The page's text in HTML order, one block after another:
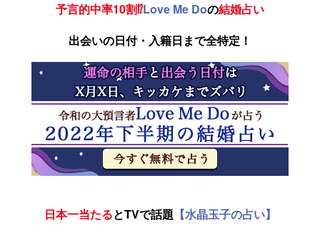
予言的中率10割⁉Love Me Doの結婚占い
出会いの日付・入籍日まで全特定！
日本一当たるとTVで話題 【水晶玉子の占い】